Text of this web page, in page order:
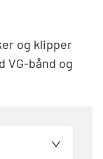
og klipper
VG-bånd og